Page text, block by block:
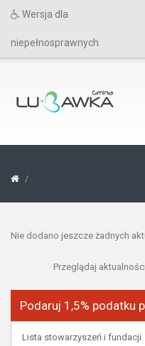
Wersja dla
niepełnosprawnych
Nie dodano jeszcze żadnych
Przeglądaj aktualności
Podaruj 1,5% podatku
Lista stowarzyszeń i fundacji